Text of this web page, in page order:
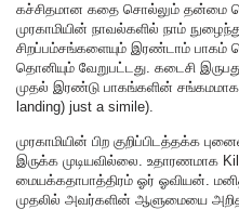
கச்சிதமான கதை சொல்லும் தன்மை
முரகாமியின் நாவல்களில் நாம்
சிறப்பம்சங்களையும் இரண்டாம் பாகம்
தொனியும் வேறுபட்டது. கடைசி
முதல் இரண்டு பாகங்களின் சங்கமமாக
landing) just a simile).
முரகாமியின் பிற குறிப்பிடத்தக்க
இருக்க முடியவில்லை. உதாரணமாக
மையக்கதாபாத்திரம் ஓர் ஓவியன்.
முதலில் அவர்களின் ஆளுமையை